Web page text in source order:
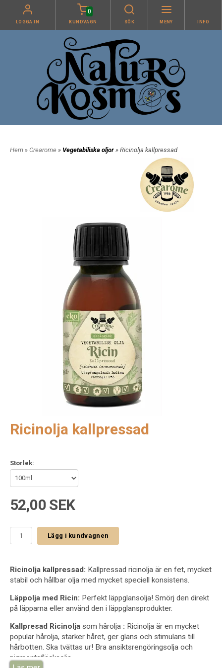
LOGGA IN
0
KUNDVAGN SÖK MENY INFO
Hem » Crearome » Vegetabiliska oljor » Ricinolja kallpressad
Ricinolja kallpressad
Storlek:
52,00 SEK
Lägg i kundvagnen
Ricinolja kallpressad: Kallpressad ricinolja är en fet, mycket
stabil och hållbar olja med mycket speciell konsistens.
Läppolja med Ricin: Perfekt läppglansolja! Smörj den direkt
på läpparna eller använd den i läppglansprodukter.
Kallpresad Ricinolja som hårolja : Ricinolja är en mycket
populär hårolja, stärker håret, ger glans och stimulans till
hårbotten. Ska tvättas ur! Bra ansiktsrengöringsolja och
pigmentsfläcksolja.